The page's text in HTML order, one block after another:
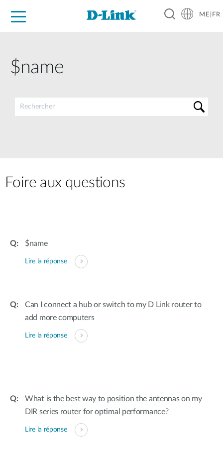
ME|FR
$name
Foire aux questions
$name
Lire la réponse
Can I connect a hub or switch to my D Link router to
add more computers
Lire la réponse
What is the best way to position the antennas on my
DIR series router for optimal performance?
Lire la réponse